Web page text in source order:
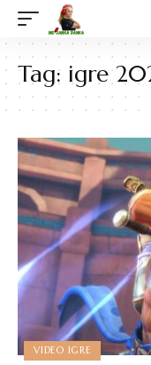
Tag: igre
VIDEO IGRE